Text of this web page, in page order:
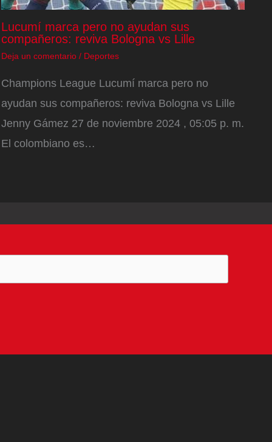
Lucumí marca pero no ayudan sus
compañeros: reviva Bologna vs Lille
Deja un comentario / Deportes
Champions League Lucumí marca pero no
ayudan sus compañeros: reviva Bologna vs Lille
Jenny Gámez 27 de noviembre 2024 , 05:05 p. m.
El colombiano es…